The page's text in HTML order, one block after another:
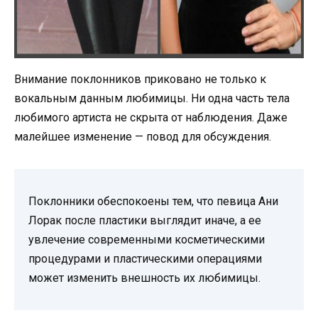
Внимание поклонников приковано не только к
вокальным данным любимицы. Ни одна часть тела
любимого артиста не скрыта от наблюдения. Даже
малейшее изменение — повод для обсуждения.
Поклонники обеспокоены тем, что певица Ани
Лорак после пластики выглядит иначе, а ее
увлечение современными косметическими
процедурами и пластическими операциями
может изменить внешность их любимицы.